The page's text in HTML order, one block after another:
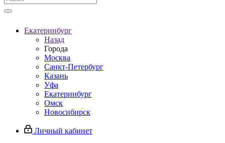
Екатеринбург
Назад
Города
Москва
Санкт-Петербург
Казань
Уфа
Екатеринбург
Омск
Новосибирск
Личный кабинет